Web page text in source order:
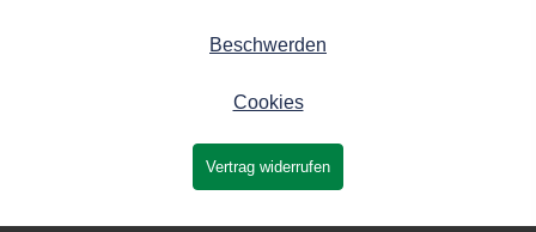
Beschwerden
Cookies
Vertrag widerrufen